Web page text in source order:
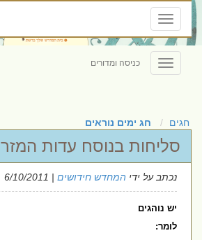
Toggle
navigation
Toggle
navigation
כניסה ומדורים
חגים חג ימים נוראים
סליחות בנוסח עדות המזרח
נכתב על ידיהמחדש חידושים| 6/10/2011
יש נוהגים
לומר: